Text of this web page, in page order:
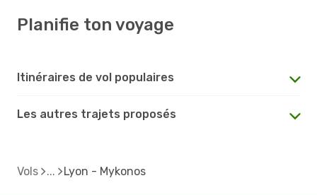
Planifie ton voyage
Itinéraires de vol populaires
Les autres trajets proposés
Vols Lyon - Mykonos